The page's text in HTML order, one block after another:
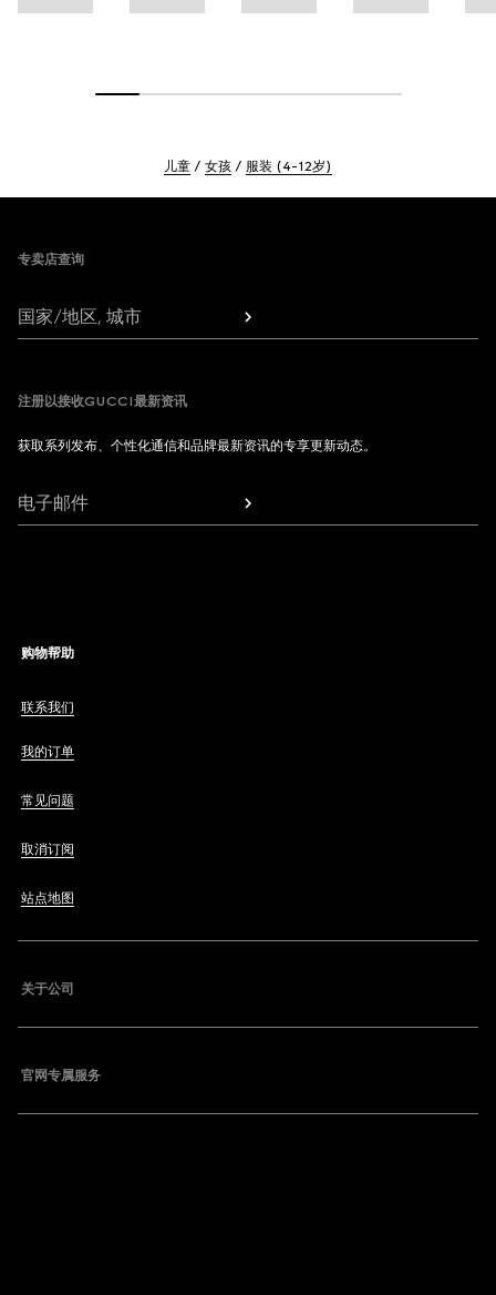
儿童 女孩 服装 (4-12岁)
专卖店查询
国家/地区, 城市
注册以接收GUCCI最新资讯
获取系列发布、个性化通信和品牌最新资讯的专享更新动态。
电子邮件
购物帮助
联系我们
我的订单
常见问题
取消订阅
站点地图
关于公司
官网专属服务